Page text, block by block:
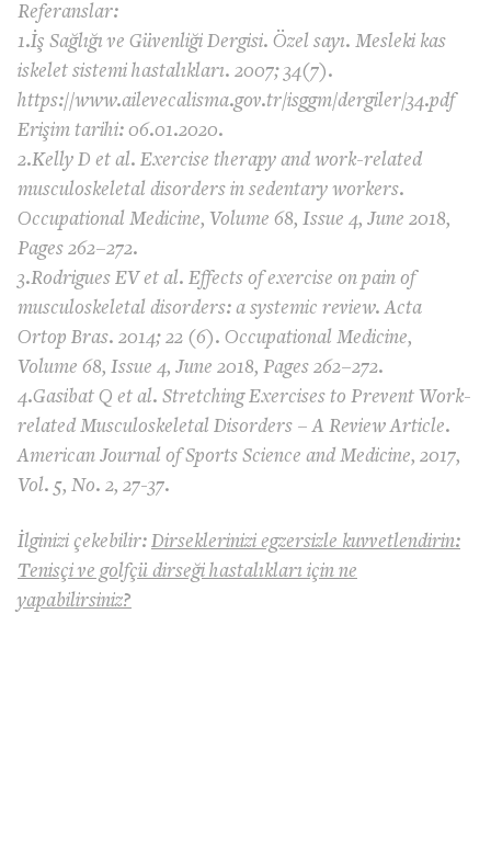
Referanslar:
1.İş Sağlığı ve Güvenliği Dergisi. Özel sayı. Mesleki kas
iskelet sistemi hastalıkları. 2007; 34(7).
https://www.ailevecalisma.gov.tr/isggm/dergiler/34.pdf
Erişim tarihi: 06.01.2020.
2.Kelly D et al. Exercise therapy and work-related
musculoskeletal disorders in sedentary workers.
Occupational Medicine, Volume 68, Issue 4, June 2018,
Pages 262–272.
3.Rodrigues EV et al. Effects of exercise on pain of
musculoskeletal disorders: a systemic review. Acta
Ortop Bras. 2014; 22 (6). Occupational Medicine,
Volume 68, Issue 4, June 2018, Pages 262–272.
4.Gasibat Q et al. Stretching Exercises to Prevent Work-
related Musculoskeletal Disorders – A Review Article.
American Journal of Sports Science and Medicine, 2017,
Vol. 5, No. 2, 27-37.
İlginizi çekebilir: Dirseklerinizi egzersizle kuvvetlendirin:
Tenisçi ve golfçü dirseği hastalıkları için ne
yapabilirsiniz?